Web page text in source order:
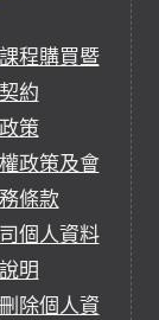
程購買暨
約
策
政策及會
條款
個人資料
明
除個人資